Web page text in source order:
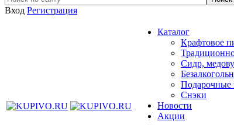
Вход Регистрация
Каталог
Крафтовое
Сидр,
Подарочные
Снэки
Новости
Акции